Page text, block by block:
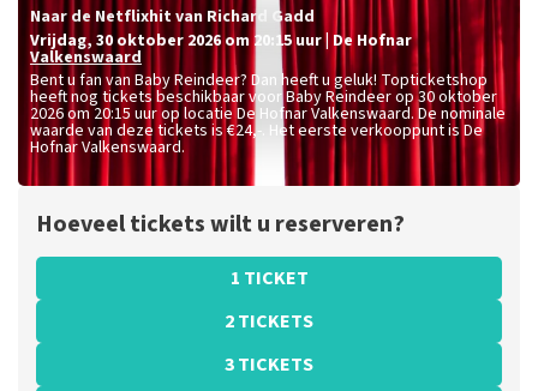
Naar de Netflixhit van Richard Gadd
vrijdag, 30 oktober 2026 om 20:15uur| De Hofnar
Valkenswaard
Bent u fan van Baby Reindeer? Dan heeft u geluk! Topticketshop
heeft nog tickets beschikbaar voor Baby Reindeer op 30 oktober
2026 om 20:15 uur op locatie De Hofnar Valkenswaard. De nominale
waarde van deze tickets is €24,-. Het eerste verkooppunt is De
Hofnar Valkenswaard.
Hoeveel tickets wilt u reserveren?
1 TICKET
2 TICKETS
3 TICKETS